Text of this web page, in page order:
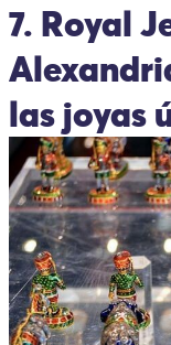
7. Royal
las joyas